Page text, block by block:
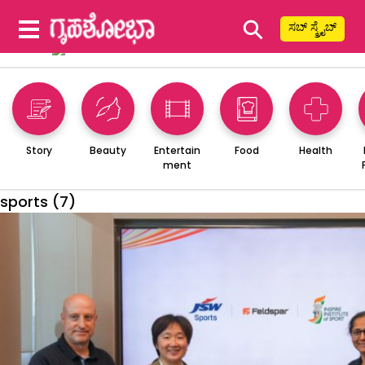
⚲ ಸಬ್ ಸ್ಕ್ರೈಬ್
Story Beauty
Entertain
ment
Food Health
sports (7)